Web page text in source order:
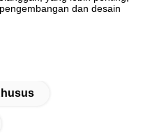
dan desain